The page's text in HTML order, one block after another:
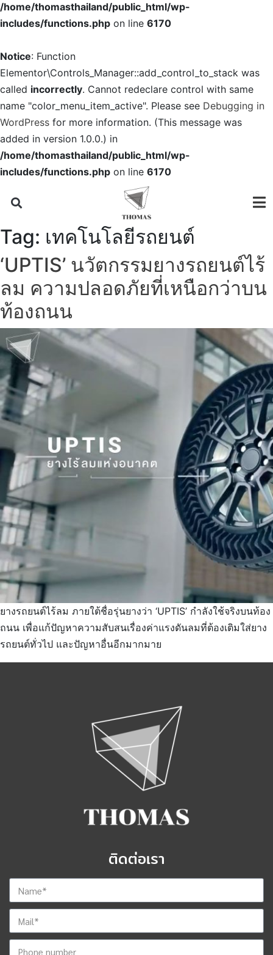
/home/thomasthailand/public_html/wp-
includes/functions.php on line 6170
Notice: Function
Elementor\Controls_Manager::add_control_to_stack was
called incorrectly. Cannot redeclare control with same
name "color_menu_item_active". Please see Debugging in
WordPress for more information. (This message was
added in version 1.0.0.) in
/home/thomasthailand/public_html/wp-
includes/functions.php on line 6170
Tag: เทคโนโลยีรถยนต์
‘UPTIS’ นวัตกรรมยางรถยนต์ไร้
ลม ความปลอดภัยที่เหนือกว่าบน
ท้องถนน
ยางรถยนต์ไร้ลม ภายใต้ชื่อรุ่นยางว่า ‘UPTIS’ กำลังใช้จริงบนท้อง
ถนน เพื่อแก้ปัญหาความสับสนเรื่องค่าแรงดันลมที่ต้องเติมใส่ยาง
รถยนต์ทั่วไป และปัญหาอื่นอีกมากมาย
ติดต่อเรา